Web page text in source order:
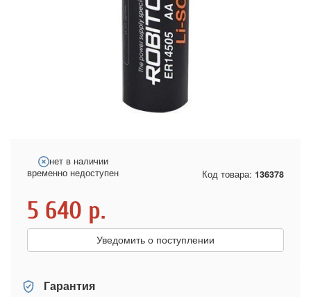
нет в наличии
временно недоступен
Код товара: 136378
5 640 р.
Уведомить о поступлении
Гарантия